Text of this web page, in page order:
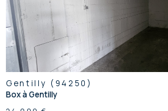
bien
Gentilly (94250)
Box à Gentilly